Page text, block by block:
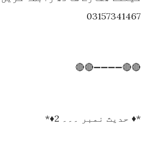
03157341467
🔴🔴➖➖➖➖🔴🔴
*♦️ حدیث نمبر ۔۔۔ 2♦️*